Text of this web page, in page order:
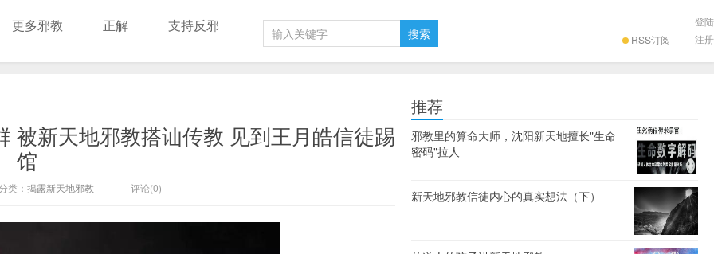
更多邪教 正解 支持反邪
RSS订阅
登陆
注册
被新天地邪教搭讪传教 见到王月皓信徒踢
馆
类： 揭露新天地邪教 评论(0)
推荐
邪教里的算命大师，沈阳新天地擅长"生命
密码"拉人
新天地邪教信徒内心的真实想法（下）